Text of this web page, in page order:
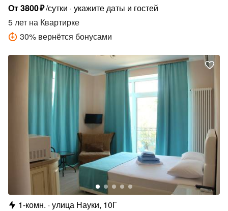
От3800₽/сутки укажите даты и гостей
5 лет на Квартирке
30% вернётся бонусами
1-комн. улица Науки, 10Г